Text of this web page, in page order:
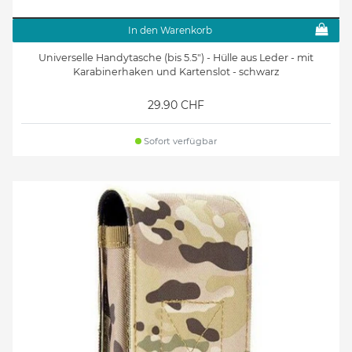
In den Warenkorb
Universelle Handytasche (bis 5.5") - Hülle aus Leder - mit
Karabinerhaken und Kartenslot - schwarz
29.90 CHF
Sofort verfügbar